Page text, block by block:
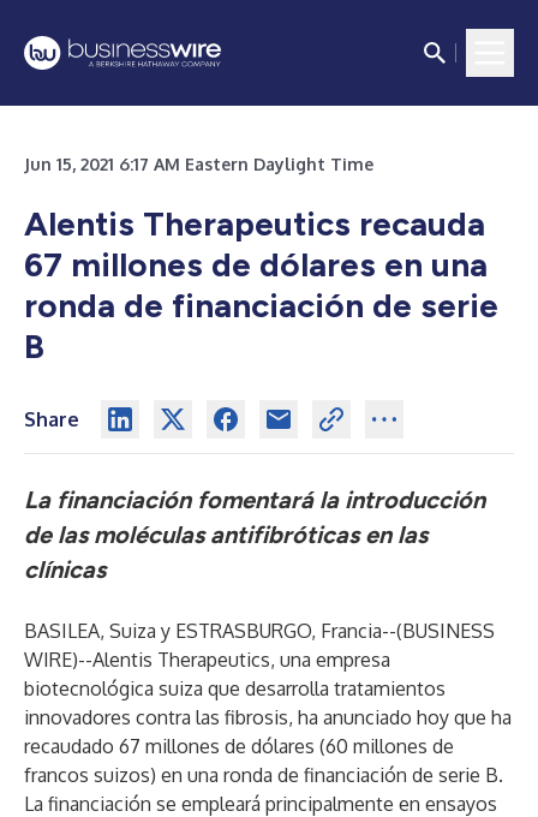
Jun 15, 2021 6:17 AM Eastern Daylight Time
Alentis Therapeutics recauda
67 millones de dólares en una
ronda de financiación de serie
B
Share
La financiación fomentará la introducción
de las moléculas antifibróticas en las
clínicas
BASILEA, Suiza y ESTRASBURGO, Francia--(BUSINESS
WIRE)--Alentis Therapeutics, una empresa
biotecnológica suiza que desarrolla tratamientos
innovadores contra las fibrosis, ha anunciado hoy que ha
recaudado 67 millones de dólares (60 millones de
francos suizos) en una ronda de financiación de serie B.
La financiación se empleará principalmente en ensayos